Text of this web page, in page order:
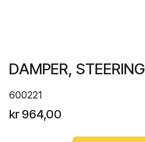
DAMPER, STEERING
600221
kr 964,00